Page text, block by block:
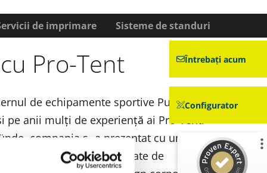
de imprimare Sisteme de standuri
Pro-Tent
de echipamente sportive Puma
pe anii mulți de experiență ai Pro-Tent.
compania s -a prezentat cu un
inclusiv o varietate de
Customer reviews and experiences for
Întrebați acum
Configurator